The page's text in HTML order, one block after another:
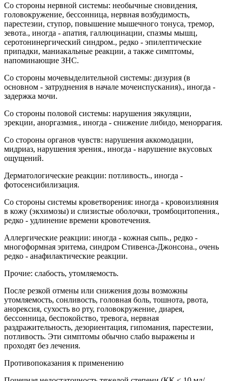
Со стороны нервной системы: необычные сновидения,
головокружение, бессонница, нервная возбудимость,
парестезии, ступор, повышение мышечного тонуса, тремор,
зевота., иногда - апатия, галлюцинации, спазмы мышц,
серотонинергический синдром., редко - эпилептические
припадки, маниакальные реакции, а также симптомы,
напоминающие ЗНС.
Со стороны мочевыделительной системы: дизурия (в
основном - затруднения в начале мочеиспускания)., иногда -
задержка мочи.
Со стороны половой системы: нарушения эякуляции,
эрекции, аноргазмия., иногда - снижение либидо, меноррагия.
Со стороны органов чувств: нарушения аккомодации,
мидриаз, нарушения зрения., иногда - нарушение вкусовых
ощущений.
Дерматологические реакции: потливость., иногда -
фотосенсибилизация.
Со стороны системы кроветворения: иногда - кровоизлияния
в кожу (экхимозы) и слизистые оболочки, тромбоцитопения.,
редко - удлинение времени кровотечения.
Аллергические реакции: иногда - кожная сыпь., редко -
многоформная эритема, синдром Стивенса-Джонсона., очень
редко - анафилактические реакции.
Прочие: слабость, утомляемость.
После резкой отмены или снижения дозы возможны
утомляемость, сонливость, головная боль, тошнота, рвота,
анорексия, сухость во рту, головокружение, диарея,
бессонница, беспокойство, тревога, нервная
раздражительность, дезориентация, гипомания, парестезии,
потливость. Эти симптомы обычно слабо выражены и
проходят без лечения.
Противопоказания к применению